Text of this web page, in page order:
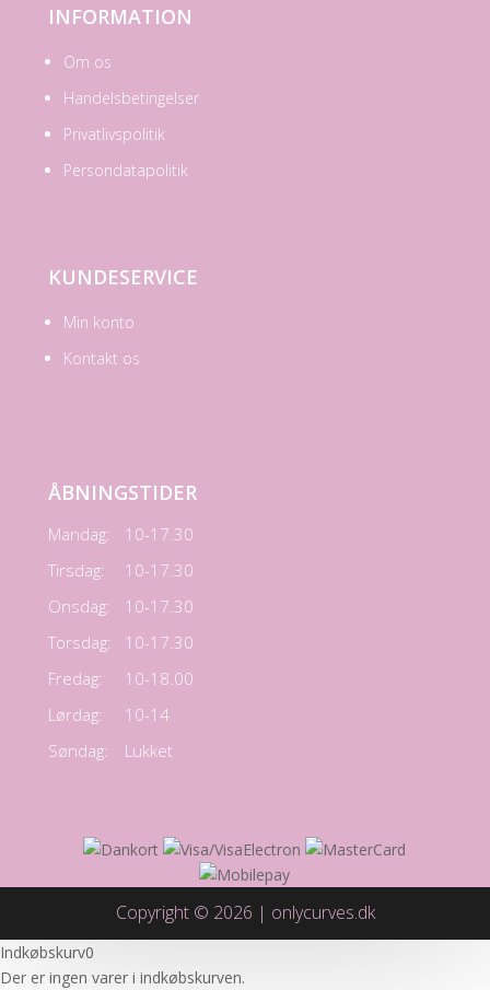
INFORMATION
Om os
Handelsbetingelser
Privatlivspolitik
Persondatapolitik
KUNDESERVICE
Min konto
Kontakt os
ÅBNINGSTIDER
Mandag:
10-17.30
Tirsdag:
10-17.30
Onsdag:
10-17.30
Torsdag:
10-17.30
Fredag:
10-18.00
Lørdag:
10-14
Søndag:
Lukket
Copyright © 2026 | onlycurves.dk
Indkøbskurv0
Der er ingen varer i indkøbskurven.